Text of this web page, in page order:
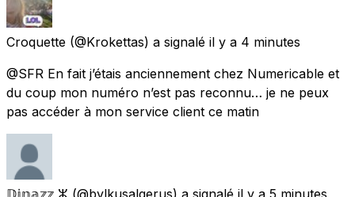
Croquette (@Krokettas) a signalé il y a 4 minutes
@SFR En fait j’étais anciennement chez Numericable et
du coup mon numéro n’est pas reconnu… je ne peux
pas accéder à mon service client ce matin
𝔻𝕚𝕟𝕒𝕫𝕫 ⵣ (@bylkusalgerus) a signalé il y a 5 minutes